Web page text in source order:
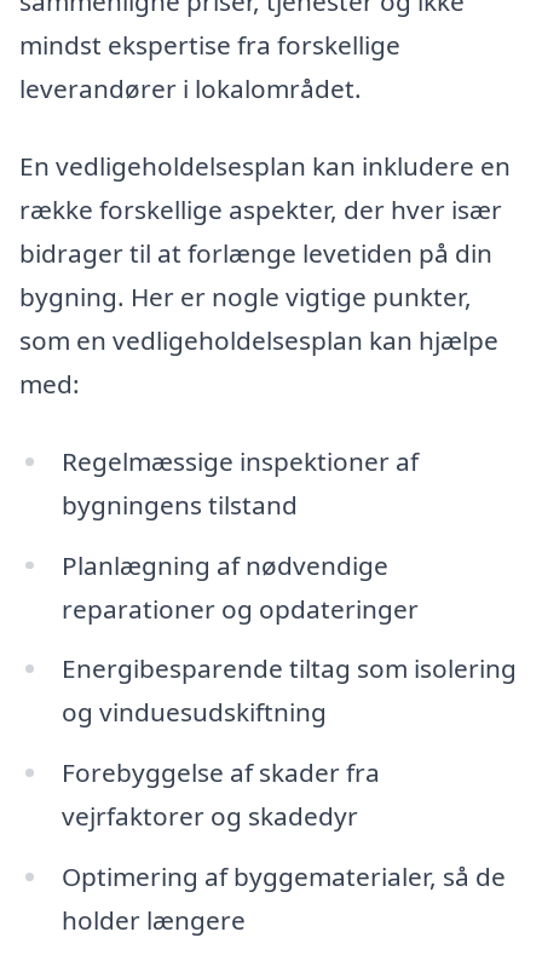
mindst ekspertise fra forskellige
leverandører i lokalområdet.
En vedligeholdelsesplan kan inkludere en
række forskellige aspekter, der hver især
bidrager til at forlænge levetiden på din
bygning. Her er nogle vigtige punkter,
som en vedligeholdelsesplan kan hjælpe
med:
Regelmæssige inspektioner af
bygningens tilstand
Planlægning af nødvendige
reparationer og opdateringer
Energibesparende tiltag som isolering
og vinduesudskiftning
Forebyggelse af skader fra
vejrfaktorer og skadedyr
Optimering af byggematerialer, så de
holder længere